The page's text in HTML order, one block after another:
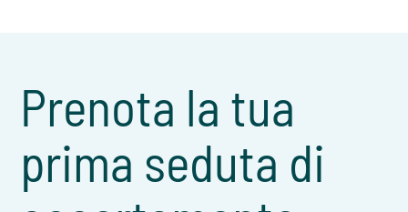
Prenota la tua
prima seduta di